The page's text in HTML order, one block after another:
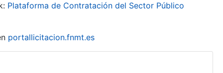
Plataforma de Contratación del Sector Público
portallicitacion.fnmt.es